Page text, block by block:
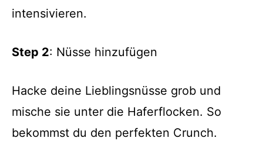
intensivieren.
Step 2: Nüsse hinzufügen
Hacke deine Lieblingsnüsse grob und
mische sie unter die Haferflocken. So
bekommst du den perfekten Crunch.